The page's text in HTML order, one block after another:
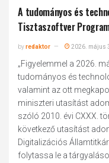
A tudományos és
Tisztaszoftver
byredaktor 2026. május
„Figyelemmel a 2026.
tudományos és
valamint az ott
miniszteri utasítást
szóló 2010. évi CXXX.
következő utasítást
Digitalizációs
folytassa le a